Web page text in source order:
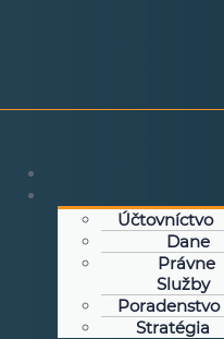
Účtovníctvo
Dane
Právne
Služby
Poradenstvo
Stratégia